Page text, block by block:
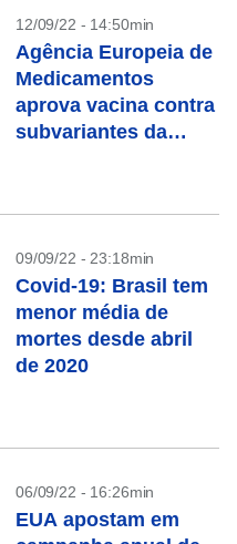
12/09/22 - 14:50min
Agência Europeia de
Medicamentos
aprova vacina contra
subvariantes da
09/09/22 - 23:18min
Covid-19: Brasil tem
menor média de
mortes desde abril
de 2020
06/09/22 - 16:26min
EUA apostam em